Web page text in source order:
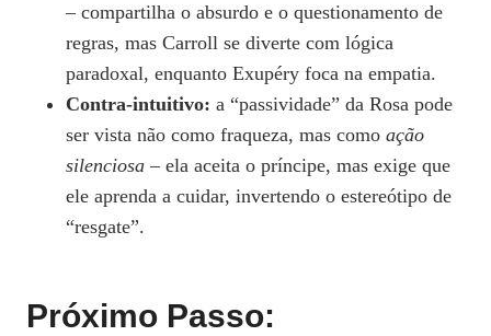
– compartilha o absurdo e o questionamento de
regras, mas Carroll se diverte com lógica
paradoxal, enquanto Exupéry foca na empatia.
Contra‑intuitivo: a “passividade” da Rosa pode
ser vista não como fraqueza, mas como ação
silenciosa – ela aceita o príncipe, mas exige que
ele aprenda a cuidar, invertendo o estereótipo de
“resgate”.
Próximo Passo: